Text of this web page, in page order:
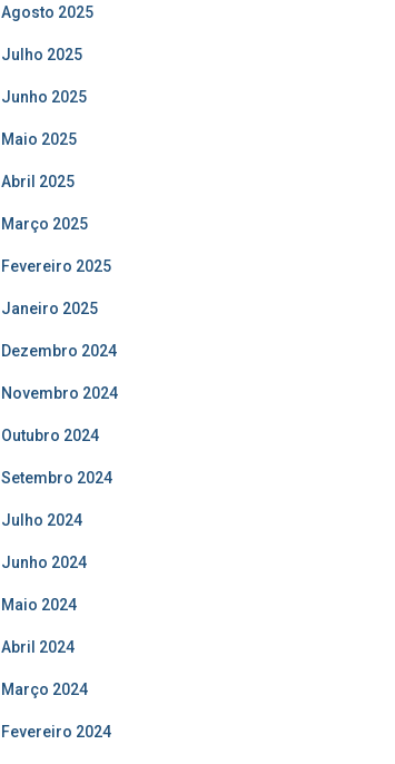
Agosto 2025
Julho 2025
Junho 2025
Maio 2025
Abril 2025
Março 2025
Fevereiro 2025
Janeiro 2025
Dezembro 2024
Novembro 2024
Outubro 2024
Setembro 2024
Julho 2024
Junho 2024
Maio 2024
Abril 2024
Março 2024
Fevereiro 2024